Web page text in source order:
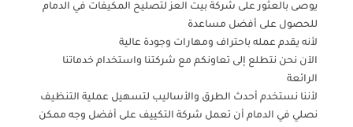
يوصى بالعثور على شركة بيت العز لتصليح المكيفات في الدمام
للحصول على أفضل مساعدة
لأنه يقدم عمله باحتراف ومهارات وجودة عالية
الآن نحن نتطلع إلى تعاونكم مع شركتنا واستخدام خدماتنا
الرائعة
لأننا نستخدم أحدث الطرق والأساليب لتسهيل عملية التنظيف
نصلي في الدمام أن تعمل شركة التكييف على أفضل وجه ممكن